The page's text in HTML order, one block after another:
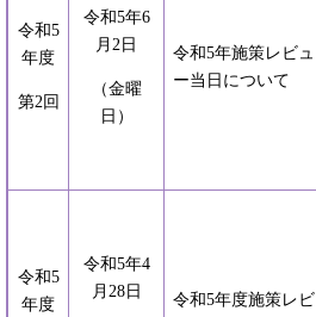
令和5
年度
第2回
令和5年6
月2日
（金曜
日）
令和5年施策レビュ
ー当日について
令和5
年度
令和5年4
月28日
令和5年度施策レビ